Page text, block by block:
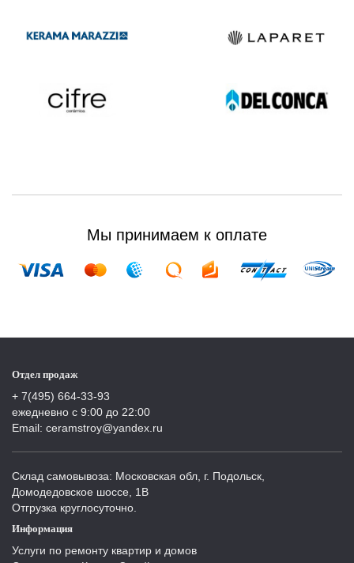
Мы принимаем к оплате
Отдел продаж
+ 7(495) 664-33-93
ежедневно с 9:00 до 22:00
Email: ceramstroy@yandex.ru
Склад самовывоза: Московская обл, г. Подольск,
Домодедовское шоссе, 1В
Отгрузка круглосуточно.
Информация
Услуги по ремонту квартир и домов